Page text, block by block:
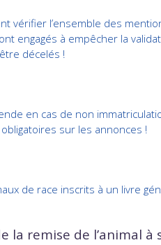
vérifier l’ensemble des
engagés à empêcher la
décelés !
en cas de non
sur les annonces !
de race inscrits à un livre
la remise de l’animal